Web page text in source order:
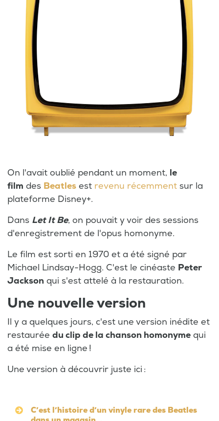
On l'avait oublié pendant un moment, le
film des Beatles est revenu récemment sur la
plateforme Disney+.
Dans Let It Be, on pouvait y voir des sessions
d'enregistrement de l'opus homonyme.
Le film est sorti en 1970 et a été signé par
Michael Lindsay-Hogg. C'est le cinéaste Peter
Jackson qui s'est attelé à la restauration.
Une nouvelle version
Il y a quelques jours, c'est une version inédite et
restaurée du clip de la chanson homonyme qui
a été mise en ligne !
Une version à découvrir juste ici :
C’est l’histoire d’un vinyle rare des Beatles